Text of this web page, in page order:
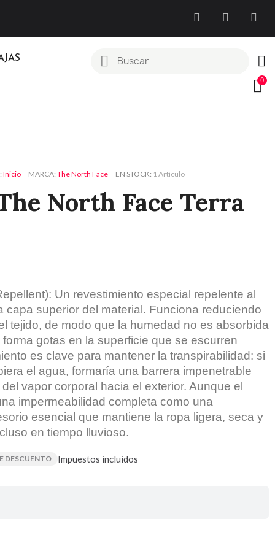
Inicio MARCA The North Face EN STOCK 1 Artículo
North Face Terra
Un revestimiento especial repelente al
capa superior del material. Funciona reduciendo
tejido, de modo que la humedad no es absorbida
gotas en la superficie que se escurren
es clave para mantener la transpirabilidad: si
el agua, formaría una barrera impenetrable
vapor corporal hacia el exterior. Aunque el
impermeabilidad completa como una
esencial que mantiene la ropa ligera, seca y
en tiempo lluvioso.
DESCUENTO Impuestos incluidos